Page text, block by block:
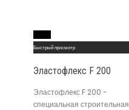
Быстрый просмотр
Эластофлекс F 200
Эластофлекс F 200 -
специальная строительная